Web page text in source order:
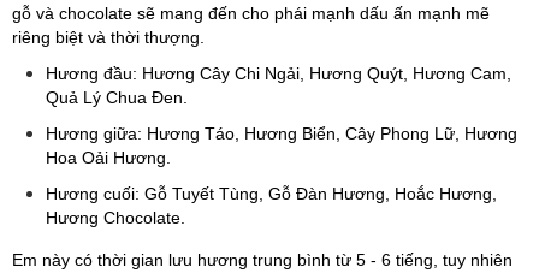
gỗ và chocolate sẽ mang đến cho phái mạnh dấu ấn mạnh mẽ
riêng biệt và thời thượng.
Hương đầu: Hương Cây Chi Ngải, Hương Quýt, Hương Cam,
Quả Lý Chua Đen.
Hương giữa: Hương Táo, Hương Biển, Cây Phong Lữ, Hương
Hoa Oải Hương.
Hương cuối: Gỗ Tuyết Tùng, Gỗ Đàn Hương, Hoắc Hương,
Hương Chocolate.
Em này có thời gian lưu hương trung bình từ 5 - 6 tiếng, tuy nhiên